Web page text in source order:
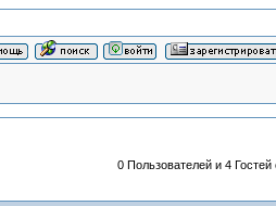
0 Пользователей и 4 Гостей